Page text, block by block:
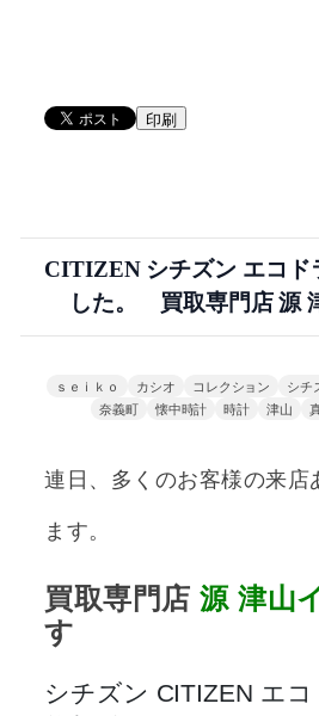
印刷
CITIZEN シチズン エコド
した。 買取専門店 源
ｓｅｉｋｏ カシオ コレクション シチ
奈義町
懐中時計 時計 津山
連日、多くのお客様の来店
ます。
買取専門店 源 津山
す
シチズン CITIZEN エ